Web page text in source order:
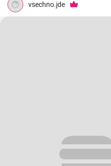
vsechno.jde